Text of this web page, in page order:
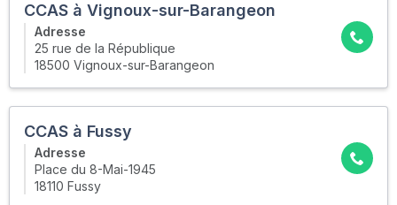
CCAS à Vignoux-sur-Barangeon
Adresse
25 rue de la République
18500 Vignoux-sur-Barangeon
CCAS à Fussy
Adresse
Place du 8-Mai-1945
18110 Fussy